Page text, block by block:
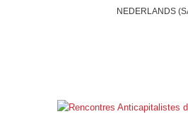
NEDERLANDS